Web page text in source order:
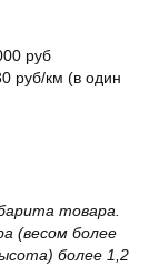
руб
руб/км (в один
товара.
(весом более
более 1,2